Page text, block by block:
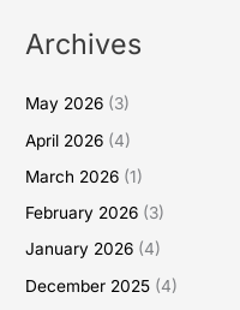
Archives
May 2026 (3)
April 2026 (4)
March 2026 (1)
February 2026 (3)
January 2026 (4)
December 2025 (4)